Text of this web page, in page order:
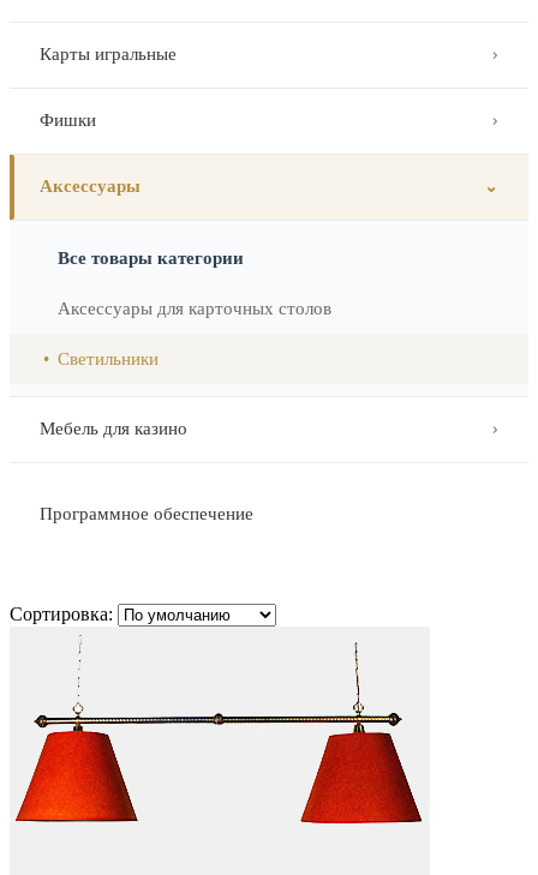
Карты игральные ⌄
Фишки ⌄
Аксессуары ⌄
Все товары категории
Аксессуары для карточных столов
Светильники
Мебель для казино ⌄
Программное обеспечение
Сортировка: